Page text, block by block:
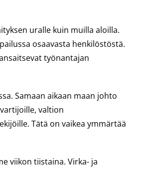
uralle kuin muilla aloilla.
osaavasta henkilöstöstä.
työnantajan
Samaan aikaan maan johto
valtion
Tätä on vaikea ymmärtää
viikon tiistaina. Virka- ja